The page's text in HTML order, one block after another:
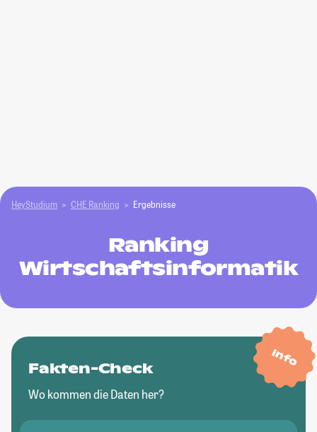
HeyStudium CHE Ranking Ergebnisse
Ranking
Wirtschaftsinformatik
Info
Fakten-Check
Wo kommen die Daten her?